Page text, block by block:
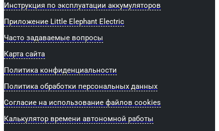
Инструкция по эксплуатации аккумуляторов
Приложение Little Elephant Electric
Часто задаваемые вопросы
Карта сайта
Политика конфиденциальности
Политика обработки персональных данных
Согласие на использование файлов cookies
Калькулятор времени автономной работы